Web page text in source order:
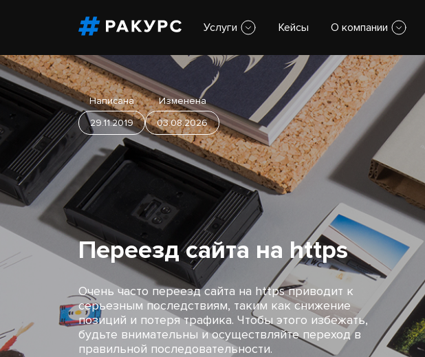
Услуги Кейсы О компании
Написана
29.11.2019
Изменена
03.08.2026
Переезд сайта на https
Очень часто переезд сайта на https приводит к
серьезным последствиям, таким как снижение
позиций и потеря трафика. Чтобы этого избежать,
будьте внимательны и осуществляйте переход в
правильной последовательности.